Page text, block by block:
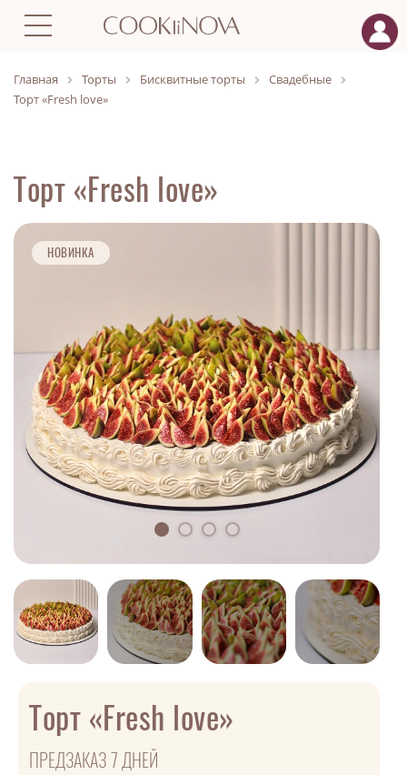
Главная Торты Бисквитные торты
Свадебные
Торт «Fresh love»
Торт «Fresh love»
НОВИНКА
Торт «Fresh love»
ПРЕДЗАКАЗ 7 ДНЕЙ